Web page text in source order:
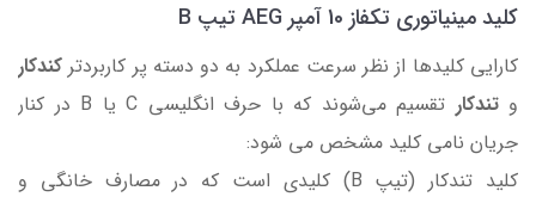
کلید مینیاتوری تکفاز 10 آمپر AEG تیپ B
کارایی کلیدها از نظر سرعت عملکرد به دو دسته پر کاربردتر کندکار
وتندکار
تقسیم می‌شوند که با حرف انگلیسی C یا B در کنار
جریان نامی کلید مشخص می شود:
کلید تندکار (تیپ B) کلیدی است که در مصارف خانگی و